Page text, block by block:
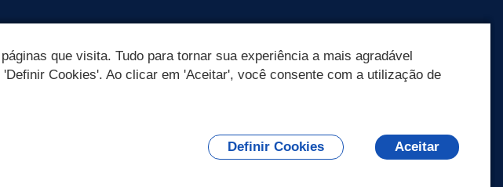
que visita. Tudo para tornar sua experiência a mais agradável
Cookies'. Ao clicar em 'Aceitar', você consente com a utilização de
Definir Cookies Aceitar